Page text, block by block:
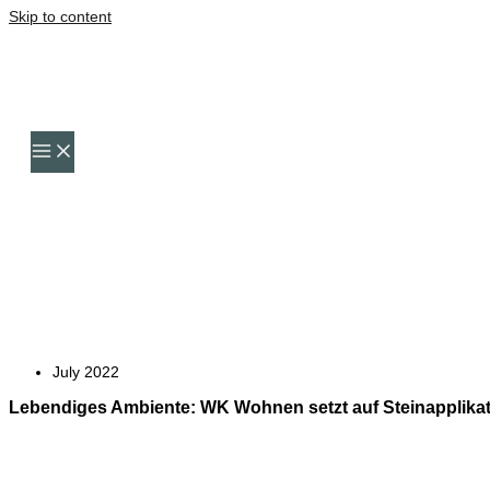
Skip to content
July 2022
Lebendiges Ambiente: WK Wohnen setzt auf